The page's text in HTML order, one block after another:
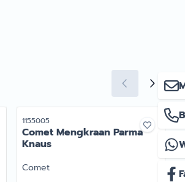
Artikelnummer
1155005
Comet Mengkraan Parma
Knaus
Merk:
Comet